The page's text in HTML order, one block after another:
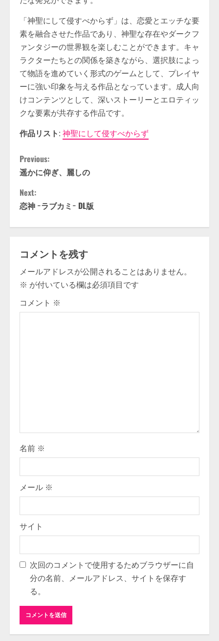
「神聖にして侵すべからず」は、恋愛とエッチな要
素を融合させた作品であり、神聖な存在やダークフ
ァンタジーの世界観を楽しむことができます。キャ
ラクターたちとの関係を築きながら、選択肢によっ
て物語を進めていく形式のゲームとして、プレイヤ
ーに強い印象を与える作品となっています。成人向
けコンテンツとして、深いストーリーとエロティッ
クな要素が共存する作品です。
作品リスト: 神聖にして侵すべからず
C
o
n
t
n
u
e
n
g
Previous:
遥かに仰ぎ、麗しの
Next:
恋神 −ラブカミ− DL版
コメントを残す
メールアドレスが公開されることはありません。
※ が付いている欄は必須項目です
コメント ※
名前 ※
メール ※
サイト
次回のコメントで使用するためブラウザーに自
分の名前、メールアドレス、サイトを保存す
る。